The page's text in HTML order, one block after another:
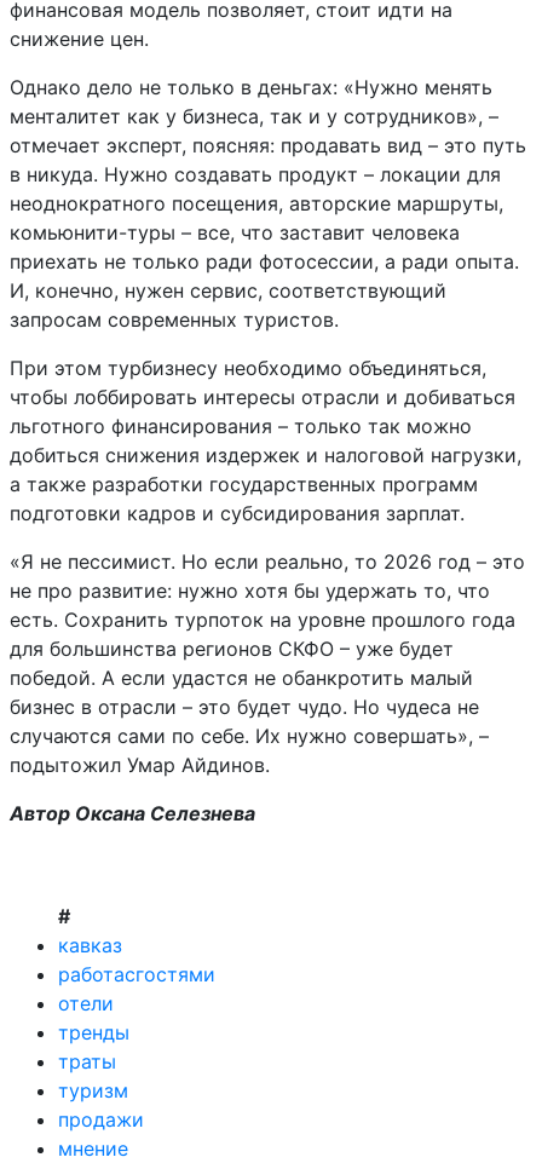
финансовая модель позволяет, стоит идти на
снижение цен.
Однако дело не только в деньгах: «Нужно менять
менталитет как у бизнеса, так и у сотрудников», –
отмечает эксперт, поясняя: продавать вид – это путь
в никуда. Нужно создавать продукт – локации для
неоднократного посещения, авторские маршруты,
комьюнити-туры – все, что заставит человека
приехать не только ради фотосессии, а ради опыта.
И, конечно, нужен сервис, соответствующий
запросам современных туристов.
При этом турбизнесу необходимо объединяться,
чтобы лоббировать интересы отрасли и добиваться
льготного финансирования – только так можно
добиться снижения издержек и налоговой нагрузки,
а также разработки государственных программ
подготовки кадров и субсидирования зарплат.
«Я не пессимист. Но если реально, то 2026 год – это
не про развитие: нужно хотя бы удержать то, что
есть. Сохранить турпоток на уровне прошлого года
для большинства регионов СКФО – уже будет
победой. А если удастся не обанкротить малый
бизнес в отрасли – это будет чудо. Но чудеса не
случаются сами по себе. Их нужно совершать», –
подытожил Умар Айдинов.
Автор Оксана Селезнева
#
кавказ
работасгостями
отели
тренды
траты
туризм
продажи
мнение